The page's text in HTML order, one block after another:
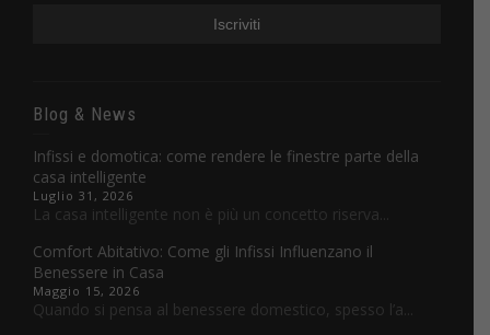
Blog & News
Infissi e domotica: come rendere le finestre parte della
casa intelligente
Luglio 31, 2026
La casa intelligente non è più un concetto riserva...
Comfort Abitativo: Come gli Infissi Influenzano il
Benessere in Casa
Maggio 15, 2026
Quando si pensa al benessere domestico, spesso l’a...